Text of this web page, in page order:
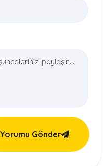
Yorumu Gönder